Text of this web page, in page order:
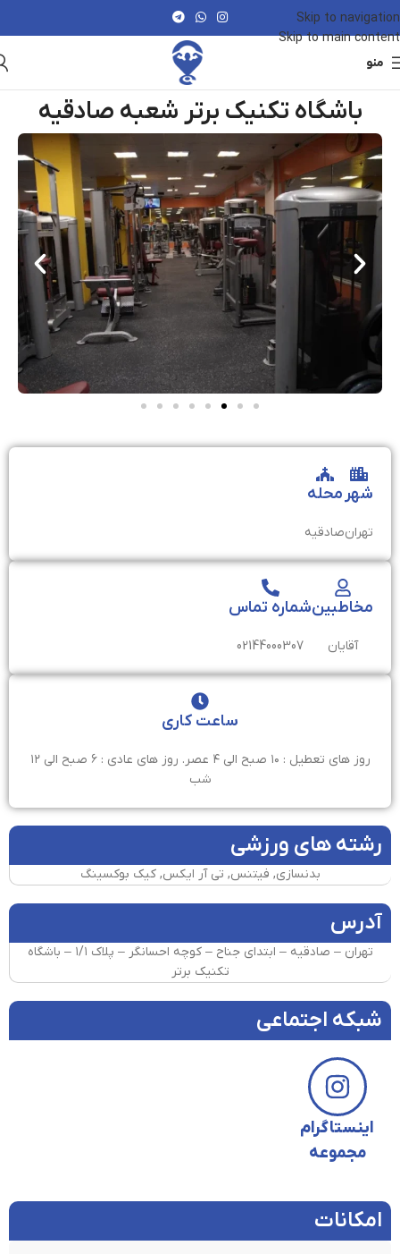
Skip to navigation
Skip to main content
منو
باشگاه تکنیک برتر شعبه صادقیه
شهر
تهران
محله
صادقیه
مخاطبین
آقایان
شماره تماس
02144000307
ساعت کاری
روز های تعطیل : ۱۰ صبح الی ۴ عصر. روز های عادی : ۶ صبح الی ۱۲
شب
رشته های ورزشی
بدنسازی, فیتنس, تی آر ایکس, کیک بوکسینگ
آدرس
تهران – صادقیه – ابتدای جناح – کوچه احسانگر – پلاک ۱/۱ – باشگاه
تکنیک برتر
شبکه اجتماعی
اینستاگرام
مجموعه
امکانات​